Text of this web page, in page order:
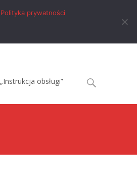
„Instrukcja obsługi”
Search
Polityka prywatności